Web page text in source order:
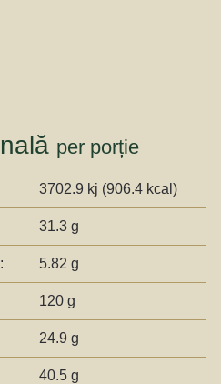
per porție
3702.9 kj (906.4 kcal)
31.3 g
5.82 g
120 g
24.9 g
40.5 g